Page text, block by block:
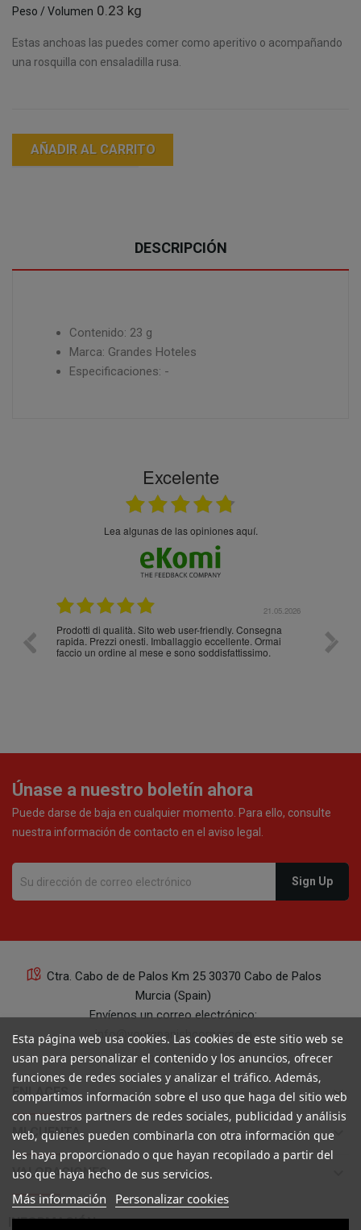
Peso / Volumen 0.23 kg
Estas anchoas las puedes comer como aperitivo o acompañando
una rosquilla con ensaladilla rusa.
AÑADIR AL CARRITO
DESCRIPCIÓN
Contenido: 23 g
Marca: Grandes Hoteles
Especificaciones: -
Excelente
Lea algunas de las opiniones aquí.
21.05.2026
Prodotti di qualità. Sito web user-friendly. Consegna
rapida. Prezzi onesti. Imballaggio eccellente. Ormai
faccio un ordine al mese e sono soddisfattissimo.
10/10
Únase a nuestro boletín ahora
Puede darse de baja en cualquier momento. Para ello, consulte
nuestra información de contacto en el aviso legal.
Ctra. Cabo de de Palos Km 25 30370 Cabo de Palos
Murcia (Spain)
Envíenos un correo electrónico:
info@yourspanishcorner.com
+34 647 29 98 21 de 9 a 14:30
ENLACES keyboard_arrow_down
MI CUENTA keyboard_arrow_down
VALORACIONES
INFORMACIÓN 
Esta página web usa cookies. Las cookies de este sitio web se
usan para personalizar el contenido y los anuncios, ofrecer
funciones de redes sociales y analizar el tráfico. Además,
compartimos información sobre el uso que haga del sitio web
con nuestros partners de redes sociales, publicidad y análisis
web, quienes pueden combinarla con otra información que
les haya proporcionado o que hayan recopilado a partir del
uso que haya hecho de sus servicios.
Más información Personalizar cookies